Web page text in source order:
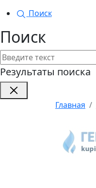
Поиск
Поиск
Результаты поиска
Главная